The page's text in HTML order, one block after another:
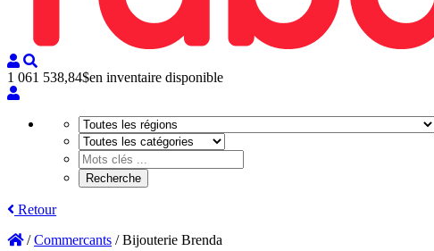
1 061 538,84$en inventaire disponible
Retour
/Commercants /Bijouterie Brenda